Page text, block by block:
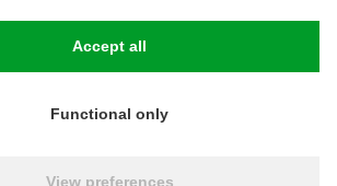
Accept all
Functional only
View preferences
UVIJETI KORIŠTENJA COOKIE POLICY (EU)